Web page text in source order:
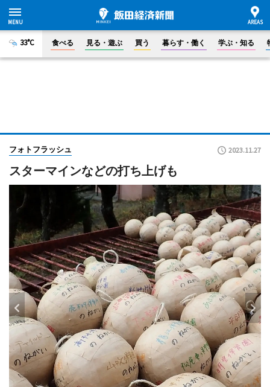
33°C 食べる 見る・遊ぶ 買う 暮らす・働く 学ぶ・知る
フォトフラッシュ 2023.11.27
スターマインなどの打ち上げも